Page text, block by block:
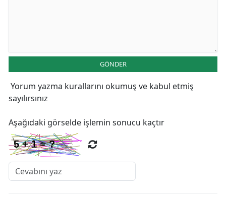
GÖNDER
Yorum yazma kurallarını okumuş ve kabul etmiş
sayılırsınız
Aşağıdaki görselde işlemin sonucu kaçtır